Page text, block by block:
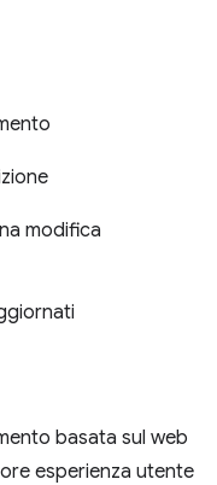
modifica
basata sul web
esperienza utente